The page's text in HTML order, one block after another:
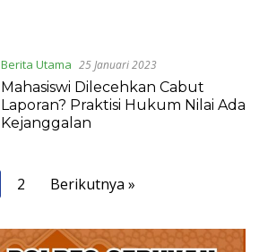
Berita Utama 25 Januari 2023
Mahasiswi Dilecehkan Cabut
Laporan? Praktisi Hukum Nilai Ada
Kejanggalan
2 Berikutnya »